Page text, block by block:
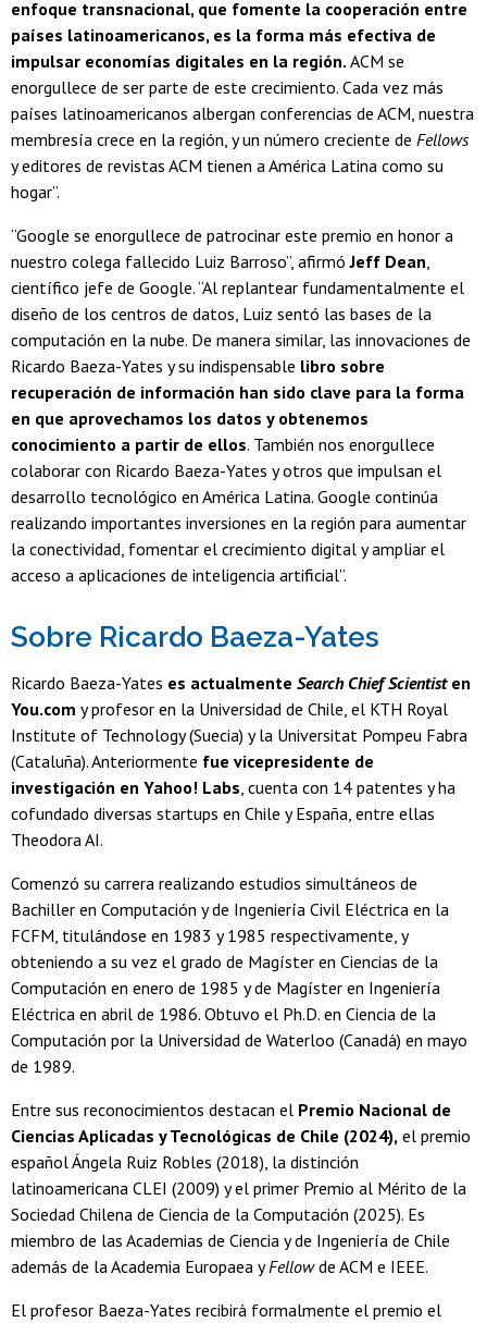
enfoque transnacional, que fomente la cooperación entre
países latinoamericanos, es la forma más efectiva de
impulsar economías digitales en la región. ACM se
enorgullece de ser parte de este crecimiento. Cada vez más
países latinoamericanos albergan conferencias de ACM, nuestra
membresía crece en la región, y un número creciente de Fellows
y editores de revistas ACM tienen a América Latina como su
hogar”.
“Google se enorgullece de patrocinar este premio en honor a
nuestro colega fallecido Luiz Barroso”, afirmóJeff Dean
científico jefe de Google. “Al replantear fundamentalmente el
diseño de los centros de datos, Luiz sentó las bases de la
computación en la nube. De manera similar, las innovaciones de
Ricardo Baeza-Yates y su indispensable libro sobre
recuperación de información han sido clave para la forma
en que aprovechamos los datos y obtenemos
conocimiento a partir de ellos. También nos enorgullece
colaborar con Ricardo Baeza-Yates y otros que impulsan el
desarrollo tecnológico en América Latina. Google continúa
realizando importantes inversiones en la región para aumentar
la conectividad, fomentar el crecimiento digital y ampliar el
acceso a aplicaciones de inteligencia artificial”.
Sobre Ricardo Baeza-Yates
Ricardo Baeza-Yates es actualmente Search Chief Scientist en
You.com y profesor en la Universidad de Chile, el KTH Royal
Institute of Technology (Suecia) y la Universitat Pompeu Fabra
(Cataluña). Anteriormente fue vicepresidente de
investigación en Yahoo! Labs , cuenta con 14 patentes y ha
cofundado diversas startups en Chile y España, entre ellas
Theodora AI.
Comenzó su carrera realizando estudios simultáneos de
Bachiller en Computación y de Ingeniería Civil Eléctrica en la
FCFM, titulándose en 1983 y 1985 respectivamente, y
obteniendo a su vez el grado de Magíster en Ciencias de la
Computación en enero de 1985 y de Magíster en Ingeniería
Eléctrica en abril de 1986. Obtuvo el Ph.D. en Ciencia de la
Computación por la Universidad de Waterloo (Canadá) en mayo
de 1989.
Entre sus reconocimientos destacan el Premio Nacional de
Ciencias Aplicadas y Tecnológicas de Chile (2024), el premio
español Ángela Ruiz Robles (2018), la distinción
latinoamericana CLEI (2009) y el primer Premio al Mérito de la
Sociedad Chilena de Ciencia de la Computación (2025). Es
miembro de las Academias de Ciencia y de Ingeniería de Chile
además de la Academia Europaea yFellowde ACM e IEEE.
El profesor Baeza-Yates recibirá formalmente el premio el